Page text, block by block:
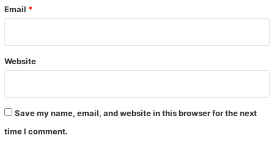
Email *
Website
Save my name, email, and website in this browser for the next
time I comment.